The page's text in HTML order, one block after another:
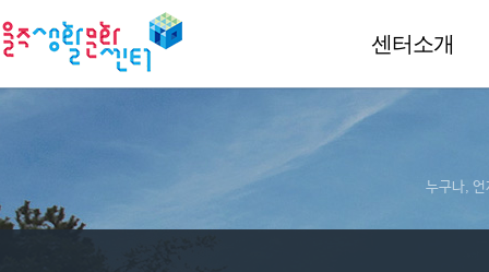
센터소개
누구나, 언